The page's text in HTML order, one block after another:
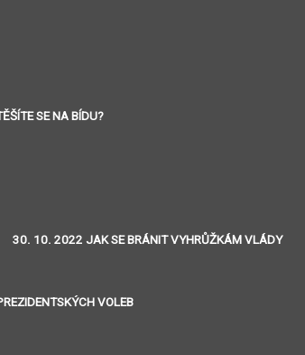
SE NA BÍDU?
30. 10. 2022 JAK SE BRÁNIT VYHRŮŽKÁM VLÁDY
VOLEB